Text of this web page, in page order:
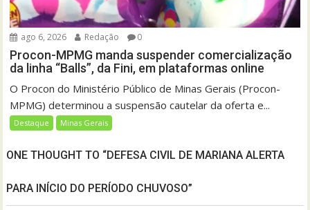
ago 6, 2026 Redação 0
Procon-MPMG manda suspender comercialização
da linha “Balls”, da Fini, em plataformas online
O Procon do Ministério Público de Minas Gerais (Procon-
MPMG) determinou a suspensão cautelar da oferta e...
Destaque Minas Gerais
ONE THOUGHT TO “DEFESA CIVIL DE MARIANA ALERTA
PARA INÍCIO DO PERÍODO CHUVOSO”